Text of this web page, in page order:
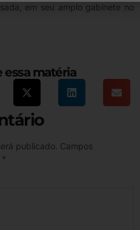
em seu amplo gabinete no
essa matéria
publicado. Campos
*